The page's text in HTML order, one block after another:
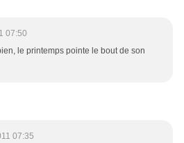
07:50
le printemps pointe le bout de son
07:35